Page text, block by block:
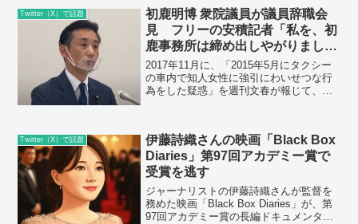
ックとかありえないでしょ」と、「安倍
総理からブロックさ...
Twitter（X）で話題
初鹿明博 衆院議員が議員辞職会
見 フリーの安積記者「私を、初
鹿事務所は締め出しやがりまし
た」
2017年11月に、「2015年5月にタクシー
の車内で知人女性に強引にわいせつな行
為をした疑惑」を週刊文春が報じて、
東...
Twitter（X）で話題
伊藤詩織さんの映画「Black Box
Diaries」第97回アカデミー賞で
受賞を逃す
ジャーナリストの伊藤詩織さんが監督を
務めた映画「Black Box Diaries」が、第
97回アカデミー賞の長編ドキュメンタリ